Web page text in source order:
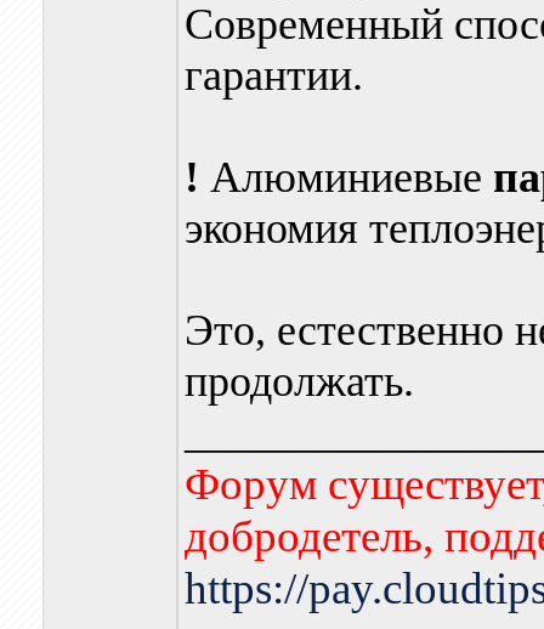
Современный
гарантии.
! Алюминиевые
экономия
Это, естественно
продолжать.
Форум
добродетель,
https://